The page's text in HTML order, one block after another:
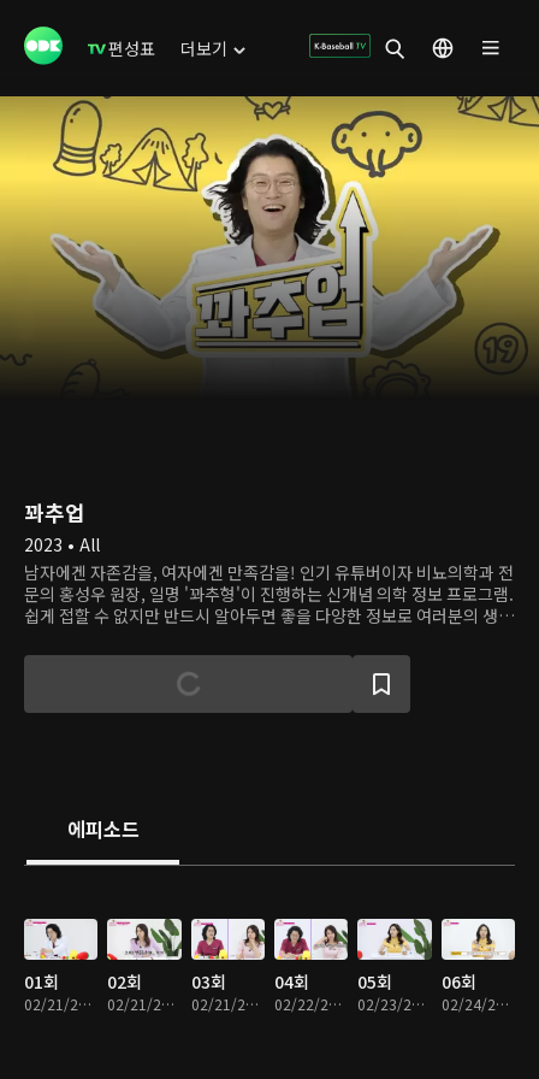
편성표 더보기
꽈추업
2023 • All
남자에겐 자존감을, 여자에겐 만족감을! 인기 유튜버이자 비뇨의학과 전
문의 홍성우 원장, 일명 '꽈추형'이 진행하는 신개념 의학 정보 프로그램.
쉽게 접할 수 없지만 반드시 알아두면 좋을 다양한 정보로 여러분의 생활
에피소드
01회
02/21/2023 • 14분
02회
02/21/2023 • 15분
03회
02/21/2023 • 15분
04회
02/22/2023 • 15분
05회
02/23/2023 • 15분
06회
02/24/2023 • 15분